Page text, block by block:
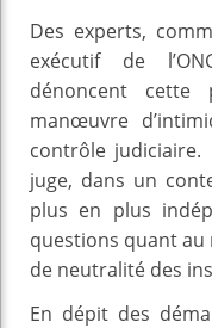
Des experts,
exécutif de
dénoncent cette
manœuvre
contrôle
juge, dans un
plus en plus
questions quant au
de neutralité des
En dépit des